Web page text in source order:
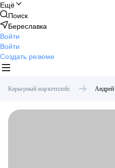
Ещё
Поиск
Береславка
Войти
Войти
Создать резюме
Карьерный маркетплейс Андрей